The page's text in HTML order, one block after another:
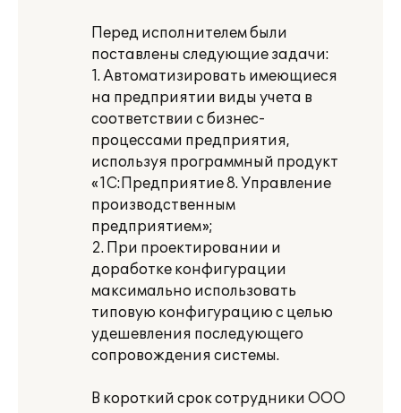
Перед исполнителем были
поставлены следующие задачи:
1. Автоматизировать имеющиеся
на предприятии виды учета в
соответствии с бизнес-
процессами предприятия,
используя программный продукт
«1С:Предприятие 8. Управление
производственным
предприятием»;
2. При проектировании и
доработке конфигурации
максимально использовать
типовую конфигурацию с целью
удешевления последующего
сопровождения системы.
В короткий срок сотрудники ООО